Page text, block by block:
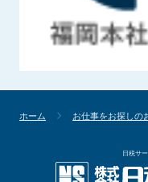
ホーム お仕事をお探しの
日税サ